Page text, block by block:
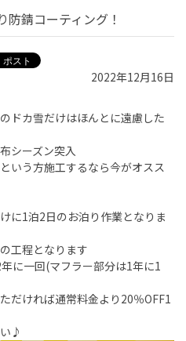
錆コーティング！
2022年12月16日
ドカ雪だけはほんとに遠慮した
シーズン突入
いう方施工するなら今がオスス
に1泊2日のお泊り作業となりま
程となります
に一回(マフラー部分は1年に1
だければ通常料金より20％OFF1
♪